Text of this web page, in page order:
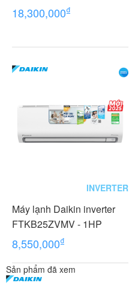
18,300,000₫
INVERTER
Máy lạnh Daikin inverter
FTKB25ZVMV - 1HP
8,550,000₫
Sản phẩm đã xem